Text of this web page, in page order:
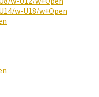
w-U18/w+Open